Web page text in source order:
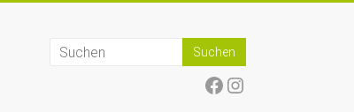
Facebook
Instagram